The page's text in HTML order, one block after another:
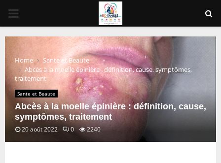
PRIMARY
MENU
Home
Sante et Beaute
Abcès à la moelle épinière : définition, cause, symptômes,
traitement
Sante et Beaute
Abcès à la moelle épinière : définition, cause,
symptômes, traitement
20 août 2022 0 2240